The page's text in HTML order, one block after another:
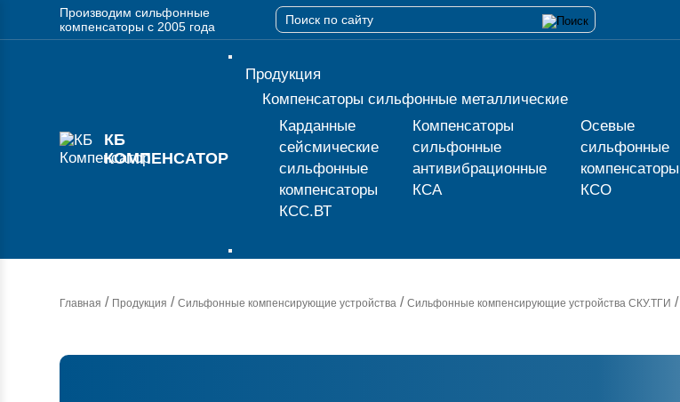
Производим сильфонные
компенсаторы с 2005 года
КБ
КОМПЕНСАТОР
Продукция
Компенсаторы сильфонные металлические
Карданные
сейсмические
сильфонные
компенсаторы
КСС.ВТ
Компенсаторы
сильфонные
антивибрационные
КСА
Осевые
сильфонные
компенсаторы
КСО
Главная / Продукция /Сильфонные компенсирующие устройства /Сильфонные компенсирующие устройства СКУ.ТГИ /